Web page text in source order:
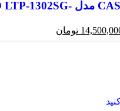
ساعت مچی CASIO مدل CASIO LTP-1302SG-
تومان